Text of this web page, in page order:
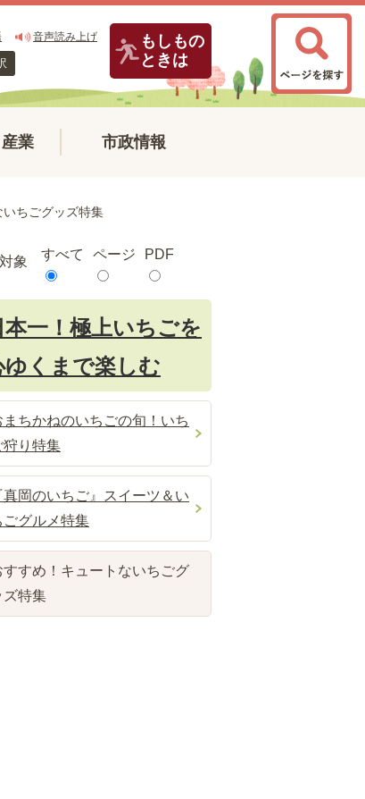
音声読み上げ
もしもの
ときは
業 市政情報
ちごグッズ特集
象 すべて ページ PDF
本一！極上いちごを
ゆくまで楽しむ
まちかねのいちごの旬！いち
狩り特集
真岡のいちご』スイーツ＆い
ごグルメ特集
すすめ！キュートないちごグ
ズ特集